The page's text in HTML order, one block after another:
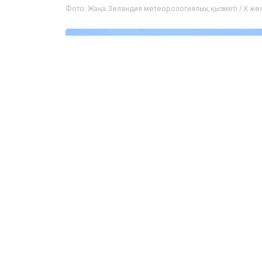
Фото: Жаңа Зеландия метеорологиялық қызметі / X